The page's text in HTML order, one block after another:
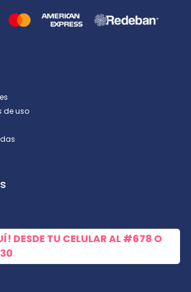
email
comentario
de uso
DESDE TU CELULAR AL#678 O